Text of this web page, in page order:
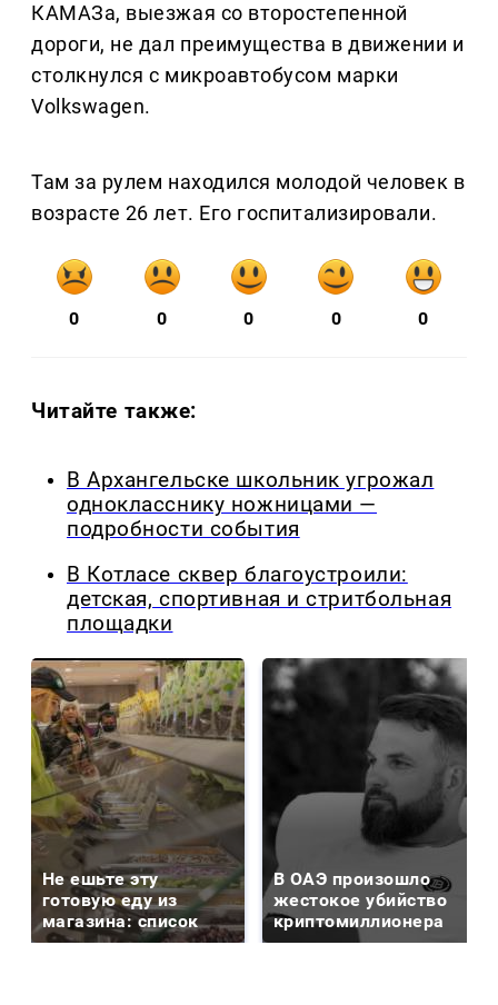
КАМАЗа, выезжая со второстепенной
дороги, не дал преимущества в движении и
столкнулся с микроавтобусом марки
Volkswagen.
Там за рулем находился молодой человек в
возрасте 26 лет. Его госпитализировали.
0 0 0 0 0
Читайте также:
В Архангельске школьник угрожал
однокласснику ножницами —
подробности события
В Котласе сквер благоустроили:
детская, спортивная и стритбольная
площадки
Не ешьте эту
готовую еду из
магазина: список
В ОАЭ произошло
жестокое убийство
криптомиллионера